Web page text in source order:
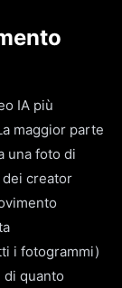
IA più
maggior parte
una foto di
creator
i fotogrammi)
quanto